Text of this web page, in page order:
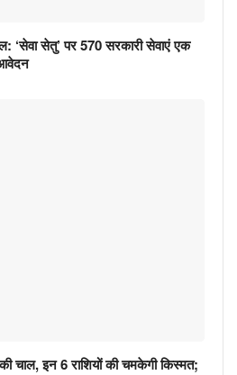
‘सेवा सेतु’ पर 570 सरकारी सेवाएं एक
चाल, इन 6 राशियों की चमकेगी किस्मत;